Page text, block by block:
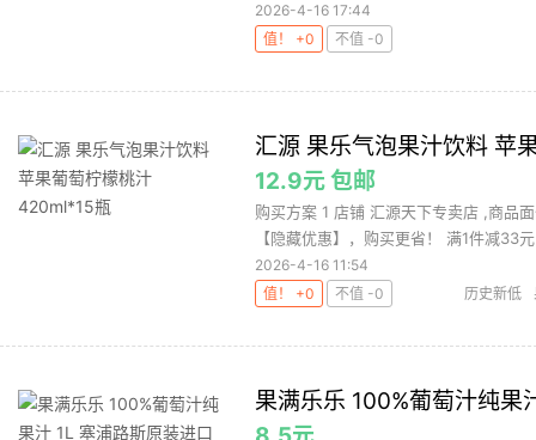
2026-4-16 17:44
值！ +0
不值 -0
汇源 果乐气泡果汁饮料 苹
12.9元 包邮
购买方案 1 店铺 汇源天下专卖店 ,商品
【隐藏优惠】，购买更省！ 满1件减33
2026-4-16 11:54
值！ +0
不值 -0 历史新低
果满乐乐 100%葡萄汁纯果